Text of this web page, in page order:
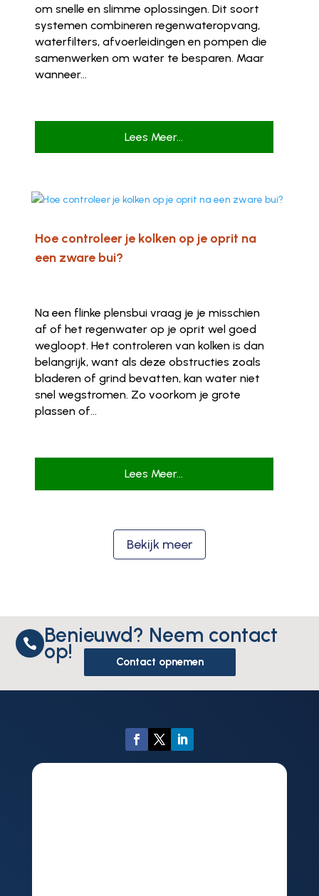
om snelle en slimme oplossingen. Dit soort
systemen combineren regenwateropvang,
waterfilters, afvoerleidingen en pompen die
samenwerken om water te besparen. Maar
wanneer...
Lees Meer...
Hoe controleer je kolken op je oprit na
een zware bui?
Na een flinke plensbui vraag je je misschien
af of het regenwater op je oprit wel goed
wegloopt. Het controleren van kolken is dan
belangrijk, want als deze obstructies zoals
bladeren of grind bevatten, kan water niet
snel wegstromen. Zo voorkom je grote
plassen of...
Lees Meer...
Bekijk meer
 Benieuwd? Neem contact
op! Contact opnemen